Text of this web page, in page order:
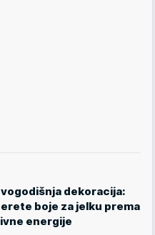
dekoracija:
boje za jelku prema
energije